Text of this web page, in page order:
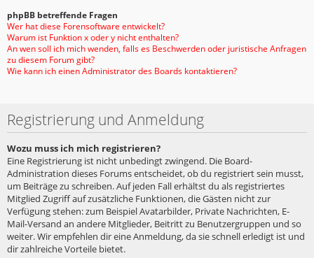
phpBB betreffende Fragen
Wer hat diese Forensoftware entwickelt?
Warum ist Funktion x oder y nicht enthalten?
An wen soll ich mich wenden, falls es Beschwerden oder juristische Anfragen
zu diesem Forum gibt?
Wie kann ich einen Administrator des Boards kontaktieren?
Registrierung und Anmeldung
Wozu muss ich mich registrieren?
Eine Registrierung ist nicht unbedingt zwingend. Die Board-
Administration dieses Forums entscheidet, ob du registriert sein musst,
um Beiträge zu schreiben. Auf jeden Fall erhältst du als registriertes
Mitglied Zugriff auf zusätzliche Funktionen, die Gästen nicht zur
Verfügung stehen: zum Beispiel Avatarbilder, Private Nachrichten, E-
Mail-Versand an andere Mitglieder, Beitritt zu Benutzergruppen und so
weiter. Wir empfehlen dir eine Anmeldung, da sie schnell erledigt ist und
dir zahlreiche Vorteile bietet.